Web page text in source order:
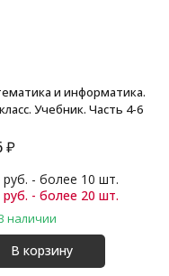
и информатика.
Учебник. Часть 4-6
₽
руб. - более 10 шт.
руб. - более 20 шт.
наличии
В корзину